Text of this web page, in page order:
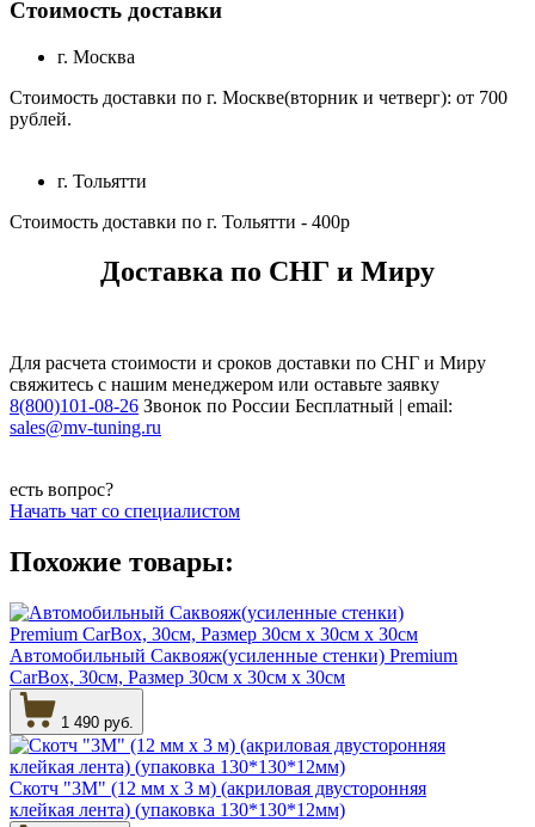
Стоимость доставки
г. Москва
Стоимость доставки по г. Москве(вторник и четверг): от 700
рублей.
г. Тольятти
Стоимость доставки по г. Тольятти - 400р
Доставка по СНГ и Миру
Для расчета стоимости и сроков доставки по СНГ и Миру
свяжитесь с нашим менеджером или оставьте заявку
8(800)101-08-26 Звонок по России Бесплатный | email:
sales@mv-tuning.ru
есть вопрос?
Начать чат со специалистом
Похожие товары:
Автомобильный Саквояж(усиленные стенки) Premium
CarBox, 30см, Размер 30см х 30см х 30см
1 490 руб.
Скотч "3М" (12 мм х 3 м) (акриловая двусторонняя
клейкая лента) (упаковка 130*130*12мм)